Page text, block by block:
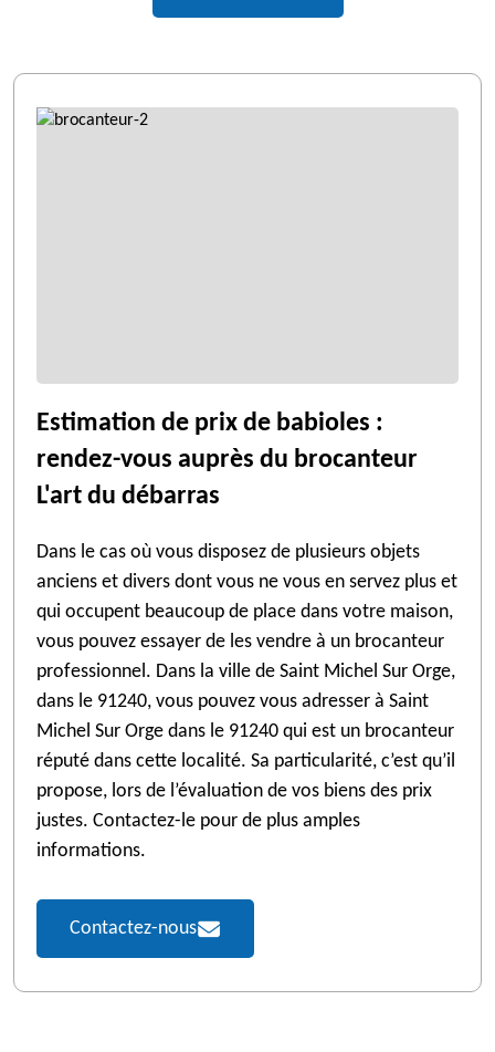
Estimation de prix de babioles :
rendez-vous auprès du brocanteur
L'art du débarras
Dans le cas où vous disposez de plusieurs objets
anciens et divers dont vous ne vous en servez plus et
qui occupent beaucoup de place dans votre maison,
vous pouvez essayer de les vendre à un brocanteur
professionnel. Dans la ville de Saint Michel Sur Orge,
dans le 91240, vous pouvez vous adresser à Saint
Michel Sur Orge dans le 91240 qui est un brocanteur
réputé dans cette localité. Sa particularité, c’est qu’il
propose, lors de l’évaluation de vos biens des prix
justes. Contactez-le pour de plus amples
informations.
Contactez-nous